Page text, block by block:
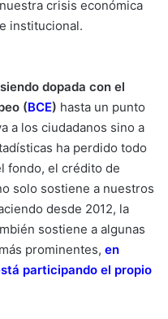
crisis económica
institucional.
dopada con el
(BCE) hasta un punto
a los ciudadanos sino a
ha perdido todo
fondo, el crédito de
solo sostiene a nuestros
desde 2012, la
sostiene a algunas
prominentes, en
participando el propio